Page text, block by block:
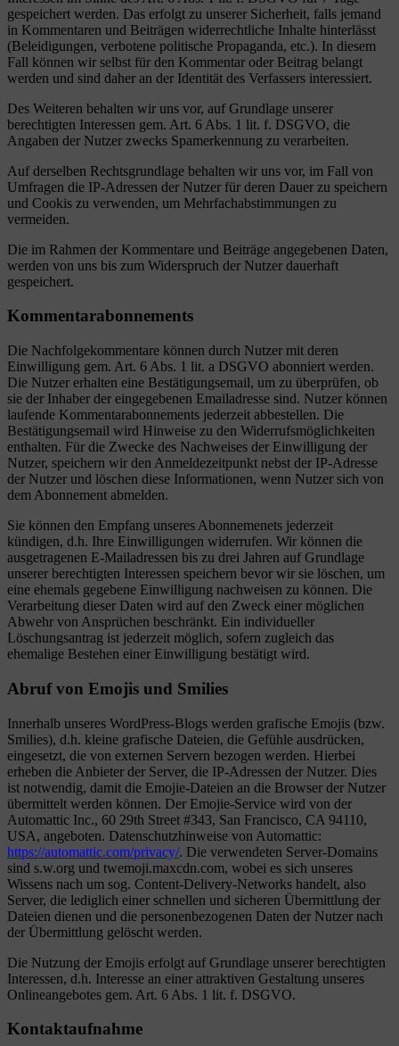
gespeichert werden. Das erfolgt zu unserer Sicherheit, falls jemand
in Kommentaren und Beiträgen widerrechtliche Inhalte hinterlässt
(Beleidigungen, verbotene politische Propaganda, etc.). In diesem
Fall können wir selbst für den Kommentar oder Beitrag belangt
werden und sind daher an der Identität des Verfassers interessiert.
Des Weiteren behalten wir uns vor, auf Grundlage unserer
berechtigten Interessen gem. Art. 6 Abs. 1 lit. f. DSGVO, die
Angaben der Nutzer zwecks Spamerkennung zu verarbeiten.
Auf derselben Rechtsgrundlage behalten wir uns vor, im Fall von
Umfragen die IP-Adressen der Nutzer für deren Dauer zu speichern
und Cookis zu verwenden, um Mehrfachabstimmungen zu
vermeiden.
Die im Rahmen der Kommentare und Beiträge angegebenen Daten,
werden von uns bis zum Widerspruch der Nutzer dauerhaft
gespeichert.
Kommentarabonnements
Die Nachfolgekommentare können durch Nutzer mit deren
Einwilligung gem. Art. 6 Abs. 1 lit. a DSGVO abonniert werden.
Die Nutzer erhalten eine Bestätigungsemail, um zu überprüfen, ob
sie der Inhaber der eingegebenen Emailadresse sind. Nutzer können
laufende Kommentarabonnements jederzeit abbestellen. Die
Bestätigungsemail wird Hinweise zu den Widerrufsmöglichkeiten
enthalten. Für die Zwecke des Nachweises der Einwilligung der
Nutzer, speichern wir den Anmeldezeitpunkt nebst der IP-Adresse
der Nutzer und löschen diese Informationen, wenn Nutzer sich von
dem Abonnement abmelden.
Sie können den Empfang unseres Abonnemenets jederzeit
kündigen, d.h. Ihre Einwilligungen widerrufen. Wir können die
ausgetragenen E-Mailadressen bis zu drei Jahren auf Grundlage
unserer berechtigten Interessen speichern bevor wir sie löschen, um
eine ehemals gegebene Einwilligung nachweisen zu können. Die
Verarbeitung dieser Daten wird auf den Zweck einer möglichen
Abwehr von Ansprüchen beschränkt. Ein individueller
Löschungsantrag ist jederzeit möglich, sofern zugleich das
ehemalige Bestehen einer Einwilligung bestätigt wird.
Abruf von Emojis und Smilies
Innerhalb unseres WordPress-Blogs werden grafische Emojis (bzw.
Smilies), d.h. kleine grafische Dateien, die Gefühle ausdrücken,
eingesetzt, die von externen Servern bezogen werden. Hierbei
erheben die Anbieter der Server, die IP-Adressen der Nutzer. Dies
ist notwendig, damit die Emojie-Dateien an die Browser der Nutzer
übermittelt werden können. Der Emojie-Service wird von der
Automattic Inc., 60 29th Street #343, San Francisco, CA 94110,
USA, angeboten. Datenschutzhinweise von Automattic:
https://automattic.com/privacy/. Die verwendeten Server-Domains
sind s.w.org und twemoji.maxcdn.com, wobei es sich unseres
Wissens nach um sog. Content-Delivery-Networks handelt, also
Server, die lediglich einer schnellen und sicheren Übermittlung der
Dateien dienen und die personenbezogenen Daten der Nutzer nach
der Übermittlung gelöscht werden.
Die Nutzung der Emojis erfolgt auf Grundlage unserer berechtigten
Interessen, d.h. Interesse an einer attraktiven Gestaltung unseres
Onlineangebotes gem. Art. 6 Abs. 1 lit. f. DSGVO.
Kontaktaufnahme